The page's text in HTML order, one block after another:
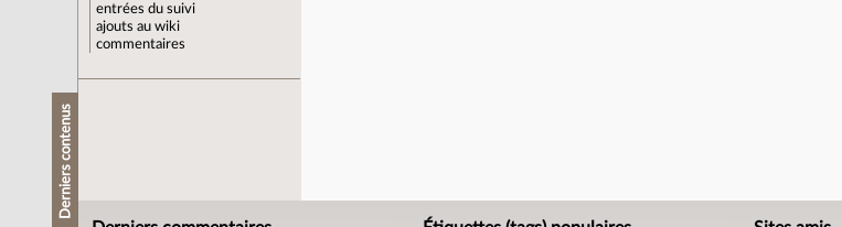
entrées du suivi
ajouts au wiki
commentaires
Derniers contenus